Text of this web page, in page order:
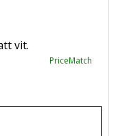
vit.
PriceMatch